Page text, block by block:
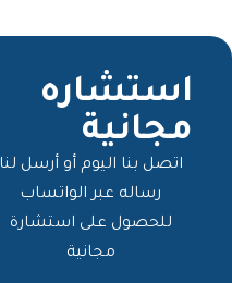
استشاره
مجانية
اتصل بنا اليوم أو أرسل لنا
رساله عبر الواتساب
للحصول على استشارة
مجانية